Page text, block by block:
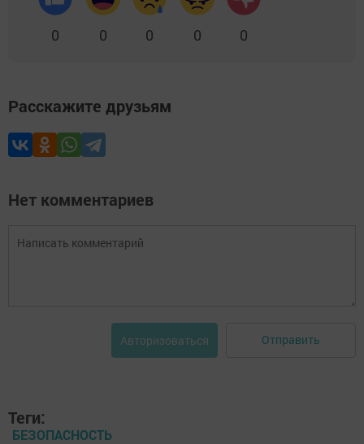
0 0 0 0 0
Расскажите друзьям
Нет комментариев
Авторизоваться Отправить
Теги:
БЕЗОПАСНОСТЬ